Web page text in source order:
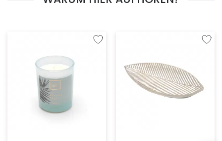
Zur Wunschliste hinzufügen Zur